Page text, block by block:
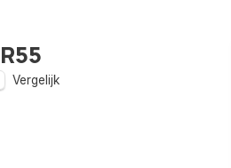
Vergelijk